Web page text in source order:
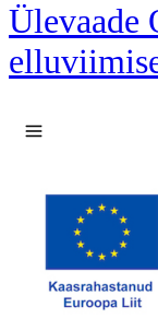
Ülevaade
Ava menüü